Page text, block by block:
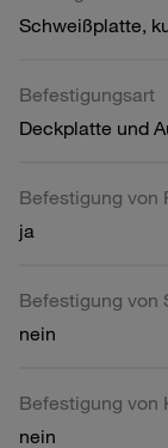
Schweißplatte,
Befestigungsart
Deckplatte und
Befestigung von
ja
Befestigung von
nein
Befestigung von
nein